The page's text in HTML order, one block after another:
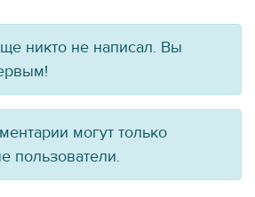
никто не написал. Вы
могут только
пользователи.